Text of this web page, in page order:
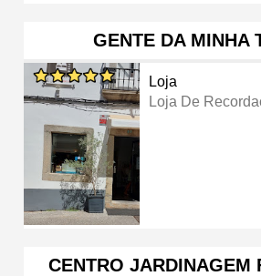
GENTE DA MINHA
Loja
Loja De
CENTRO JARDINAGEM